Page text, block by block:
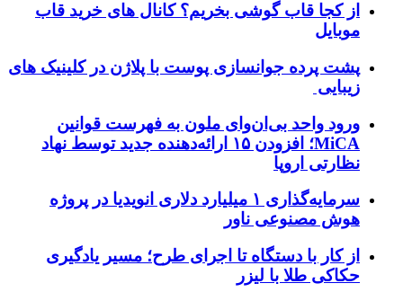
از کجا قاب گوشی بخریم؟ کانال های خرید قاب
موبایل
پشت پرده جوانسازی پوست با پلاژن در کلینیک های
زیبایی
ورود واحد بی‌ان‌وای ملون به فهرست قوانین
MiCA؛ افزودن ۱۵ ارائه‌دهنده جدید توسط نهاد
نظارتی اروپا
سرمایه‌گذاری ۱ میلیارد دلاری انویدیا در پروژه
هوش مصنوعی ناور
از کار با دستگاه تا اجرای طرح؛ مسیر یادگیری
حکاکی طلا با لیزر